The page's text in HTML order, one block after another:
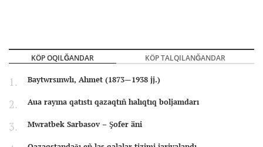
KÖP OQILĞANDAR KÖP TALQILANĞANDAR
Baytwrsınwlı, Ahmet (1873—1938 jj.)
Aua rayına qatıstı qazaqtıñ halıqtıq boljamdarı
Mwratbek Sarbasov – Şofer äni